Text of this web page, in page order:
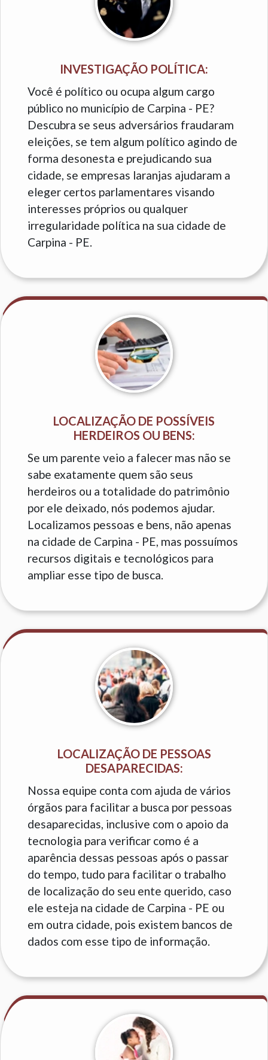
INVESTIGAÇÃO POLÍTICA:
Você é político ou ocupa algum cargo
público no município de Carpina - PE?
Descubra se seus adversários fraudaram
eleições, se tem algum político agindo de
forma desonesta e prejudicando sua
cidade, se empresas laranjas ajudaram a
eleger certos parlamentares visando
interesses próprios ou qualquer
irregularidade política na sua cidade de
Carpina - PE.
LOCALIZAÇÃO DE POSSÍVEIS
HERDEIROS OU BENS:
Se um parente veio a falecer mas não se
sabe exatamente quem são seus
herdeiros ou a totalidade do patrimônio
por ele deixado, nós podemos ajudar.
Localizamos pessoas e bens, não apenas
na cidade de Carpina - PE, mas possuímos
recursos digitais e tecnológicos para
ampliar esse tipo de busca.
LOCALIZAÇÃO DE PESSOAS
DESAPARECIDAS:
Nossa equipe conta com ajuda de vários
órgãos para facilitar a busca por pessoas
desaparecidas, inclusive com o apoio da
tecnologia para verificar como é a
aparência dessas pessoas após o passar
do tempo, tudo para facilitar o trabalho
de localização do seu ente querido, caso
ele esteja na cidade de Carpina - PE ou
em outra cidade, pois existem bancos de
dados com esse tipo de informação.